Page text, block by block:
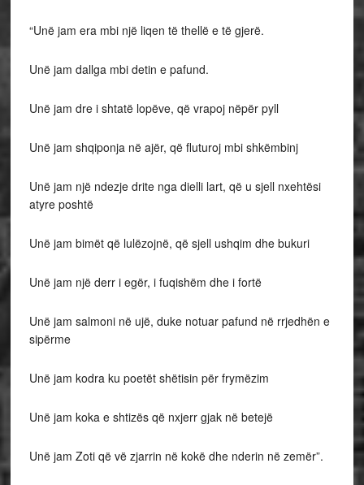
“Unë jam era mbi një liqen të thellë e të gjerë.
Unë jam dallga mbi detin e pafund.
Unë jam dre i shtatë lopëve, që vrapoj nëpër pyll
Unë jam shqiponja në ajër, që fluturoj mbi shkëmbinj
Unë jam një ndezje drite nga dielli lart, që u sjell nxehtësi
atyre poshtë
Unë jam bimët që lulëzojnë, që sjell ushqim dhe bukuri
Unë jam një derr i egër, i fuqishëm dhe i fortë
Unë jam salmoni në ujë, duke notuar pafund në rrjedhën e
sipërme
Unë jam kodra ku poetët shëtisin për frymëzim
Unë jam koka e shtizës që nxjerr gjak në betejë
Unë jam Zoti që vë zjarrin në kokë dhe nderin në zemër”.